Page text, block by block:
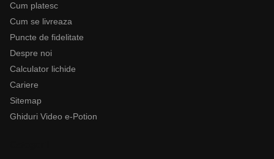
Cum platesc
Cum se livreaza
Puncte de fidelitate
Despre noi
Calculator lichide
Cariere
Sitemap
Ghiduri Video e-Potion